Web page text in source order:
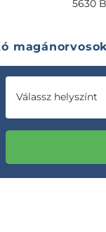
5630
Válassz helyszínt